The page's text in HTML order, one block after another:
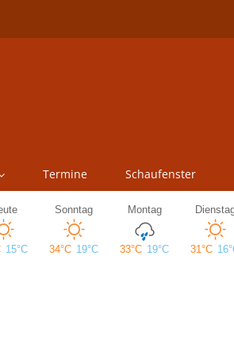
Termine Schaufenster